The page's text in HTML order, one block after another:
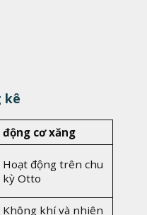
kê
động cơ xăng
Hoạt động trên chu
kỳ Otto
Không khí và nhiên